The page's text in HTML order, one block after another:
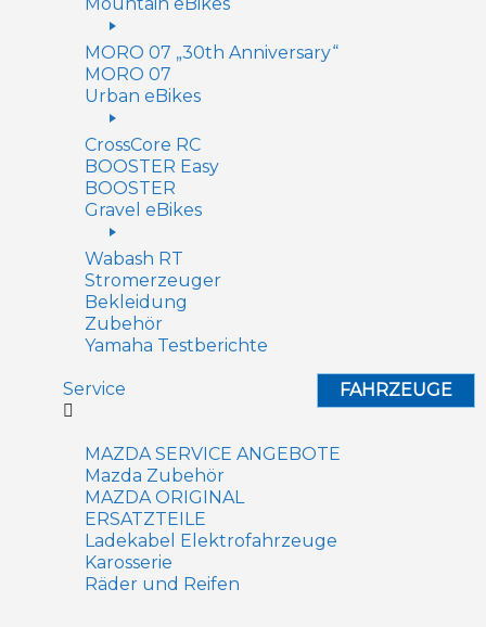
MORO 07 „30th Anniversary“
MORO 07
Urban eBikes
CrossCore RC
BOOSTER Easy
BOOSTER
Gravel eBikes
Wabash RT
Stromerzeuger
Bekleidung
Zubehör
Yamaha Testberichte
FAHRZEUGE
Service
MAZDA SERVICE ANGEBOTE
Mazda Zubehör
MAZDA ORIGINAL
ERSATZTEILE
Ladekabel Elektrofahrzeuge
Karosserie
Räder und Reifen